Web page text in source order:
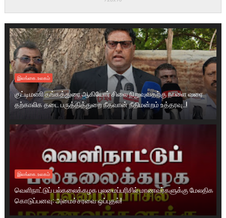
இலங்கை.உலகம்
குட்டிமணி தங்கத்துரை ஆகியோர் சிலை நிறுவுவதற்கு நாளை வரை
தற்காலிக தடை பருத்தித்துறை நீதவான் நீதிமன்றம் உத்தரவு..!
இலங்கை.உலகம்
வெளிநாட்டுப் பல்கலைக்கழக புலமைப்பரிசில் மாணவர்களுக்கு மேலதிக
கொடுப்பனவு: அமைச்சரவை ஒப்புதல்!